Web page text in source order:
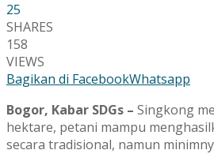
25
SHARES
158
VIEWS
Bagikan di FacebookWhatsapp
Bogor, Kabar SDGs – Singkong
hektare, petani mampu
secara tradisional, namun